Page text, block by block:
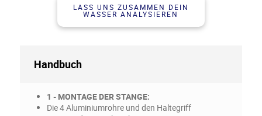
LASS UNS ZUSAMMEN DEIN
WASSER ANALYSIEREN
Handbuch
1 - MONTAGE DER STANGE:
Die 4 Aluminiumrohre und den Haltegriff